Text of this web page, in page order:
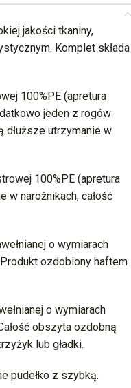
jakości tkaniny,
Komplet składa
100%PE (apretura
jeden z rogów
dłuższe utrzymanie w
100%PE (apretura
w narożnikach, całość
o wymiarach
ozdobiony haftem
o wymiarach
obszyta ozdobną
lub gładki.
pudełko z szybką.